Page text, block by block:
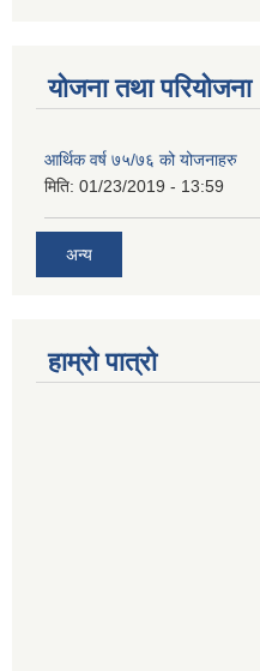
योजना तथा परियोजना
आर्थिक वर्ष ७५/७६ को योजनाहरु
मिति: 01/23/2019 - 13:59
अन्य
हाम्रो पात्रो